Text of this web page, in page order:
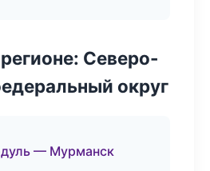
Северо-
округ
— Мурманск